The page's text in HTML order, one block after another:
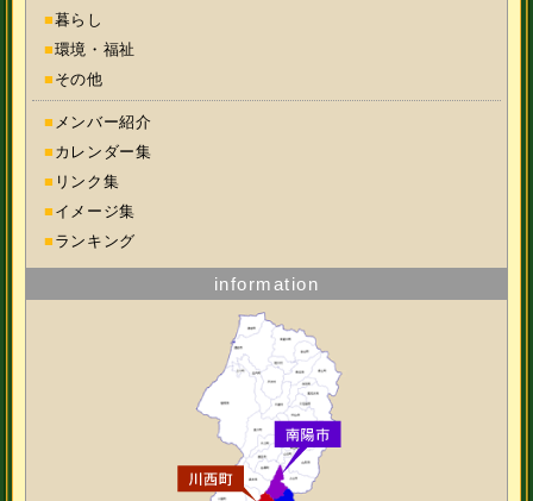
■暮らし
■環境・福祉
■ その他
■ メンバー紹介
■ カレンダー集
■ リンク集
■ イメージ集
■ ランキング
information